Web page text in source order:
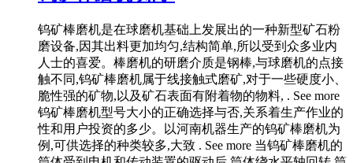
钨矿棒磨机是在球磨机基础上发展出的一种新型矿石粉
磨设备,因其出料更加均匀,结构简单,所以受到众多业内
人士的喜爱。棒磨机的研磨介质是钢棒,与球磨机的点接
触不同,钨矿棒磨机属于线接触式磨矿,对于一些硬度小、
脆性强的矿物,以及矿石表面有附着物的物料, . See more
钨矿棒磨机型号大小的正确选择与否,关系着生产作业的
性和用户投资的多少。以河南机器生产的钨矿棒磨机为
例,可供选择的种类较多,大致 . See more 当钨矿棒磨机的